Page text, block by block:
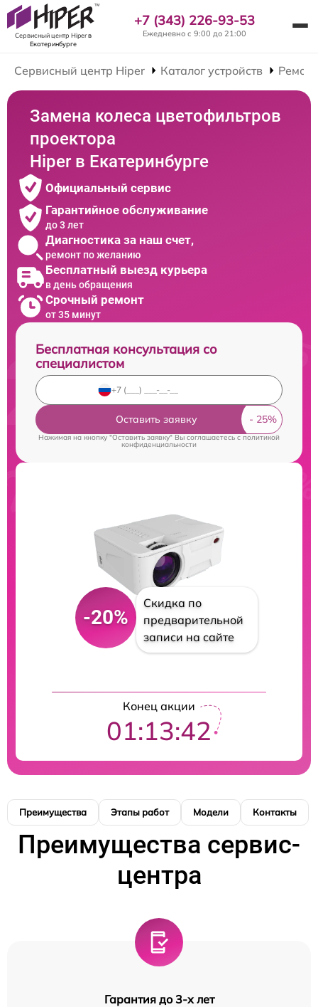
Сервисный центр Hiperв
Екатеринбурге
+7 (343) 226-93-53
Ежедневно с 9:00 до 21:00
Сервисный центр Hiper Каталог устройств
Замена колеса цветофильтров
проектора
Hiper в Екатеринбурге
Официальный сервис
Гарантийное обслуживание
до 3 лет
Диагностика за наш счет,
ремонт по желанию
Бесплатный выезд курьера
в день обращения
Срочный ремонт
от 35 минут
Бесплатная консультация со
специалистом
Оставить заявку
Нажимая на кнопку "Оставить заявку" Вы соглашаетесь cполитикой
конфиденциальности
-20%
Скидка по
предварительной
записи на сайте
Конец акции
01:13:41
Преимущества Этапы работ Модели Контакты
Преимущества сервис-
центра
Гарантия до 3-х лет